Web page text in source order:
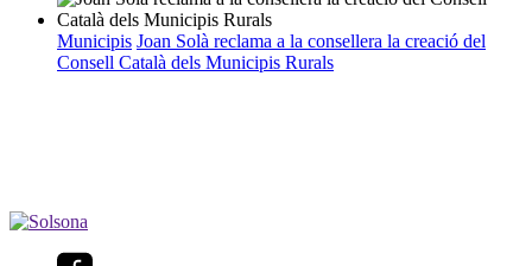
Municipis Joan Solà reclama a la consellera la creació del
Consell Català dels Municipis Rurals